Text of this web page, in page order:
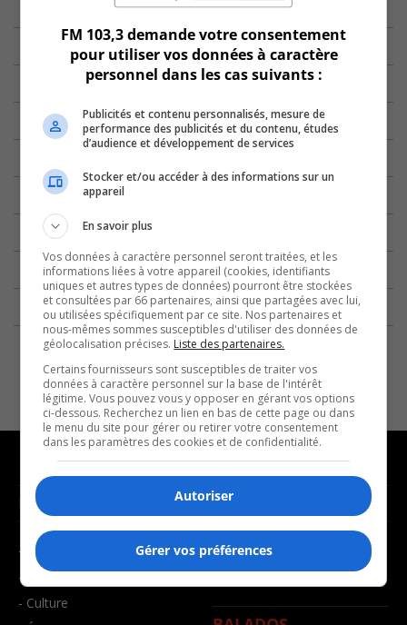
NOUVELLES
- Affaires municipales
- Communauté / Social
- Culture
MUSIQUE
- Décompte franco
- Joué récemment
FM 103,3 demande votre consentement
pour utiliser vos données à caractère
personnel dans les cas suivants :
Publicités et contenu personnalisés, mesure de
performance des publicités et du contenu, études
d’audience et développement de services
Stocker et/ou accéder à des informations sur un
appareil
En savoir plus
Vos données à caractère personnel seront traitées, et les
informations liées à votre appareil (cookies, identifiants
uniques et autres types de données) pourront être stockées
et consultées par 66 partenaires, ainsi que partagées avec lui,
ou utilisées spécifiquement par ce site. Nos partenaires et
nous-mêmes sommes susceptibles d'utiliser des données de
géolocalisation précises. Liste des partenaires.
Certains fournisseurs sont susceptibles de traiter vos
données à caractère personnel sur la base de l'intérêt
légitime. Vous pouvez vous y opposer en gérant vos options
ci-dessous. Recherchez un lien en bas de cette page ou dans
le menu du site pour gérer ou retirer votre consentement
dans les paramètres des cookies et de confidentialité.
Autoriser
Gérer vos préférences